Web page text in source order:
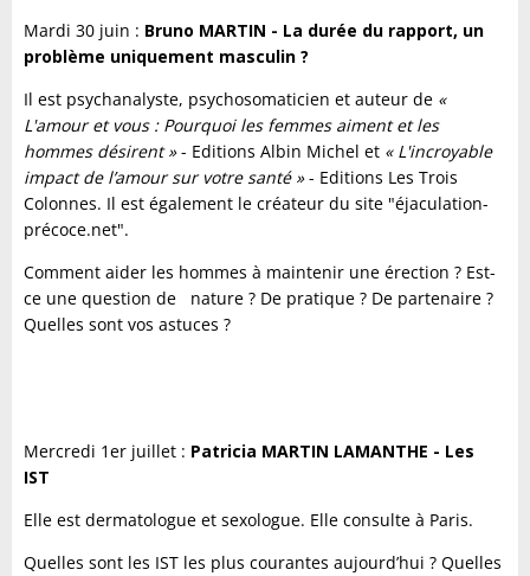
Mardi 30 juin : Bruno MARTIN - La durée du rapport, un
problème uniquement masculin ?
Il est psychanalyste, psychosomaticien et auteur de «
L'amour et vous : Pourquoi les femmes aiment et les
hommes désirent »- Editions Albin Michel et « L'incroyable
impact de l’amour sur votre santé »- Editions Les Trois
Colonnes. Il est également le créateur du site "éjaculation-
précoce.net".
Comment aider les hommes à maintenir une érection ? Est-
ce une question de nature ? De pratique ? De partenaire ?
Quelles sont vos astuces ?
Mercredi 1er juillet : Patricia MARTIN LAMANTHE - Les
IST
Elle est dermatologue et sexologue. Elle consulte à Paris.
Quelles sont les IST les plus courantes aujourd’hui ? Quelles